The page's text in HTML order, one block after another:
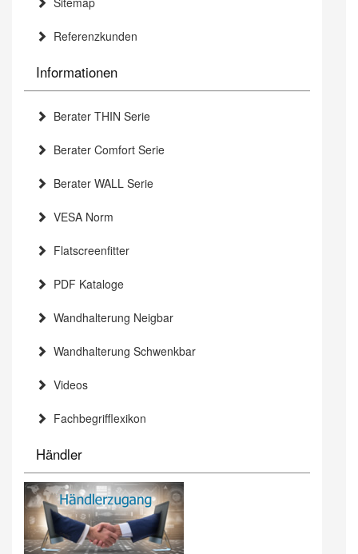
Referenzkunden
Informationen
Berater THIN Serie
Berater Comfort Serie
Berater WALL Serie
VESA Norm
Flatscreenfitter
PDF Kataloge
Wandhalterung Neigbar
Wandhalterung Schwenkbar
Videos
Fachbegrifflexikon
Händler